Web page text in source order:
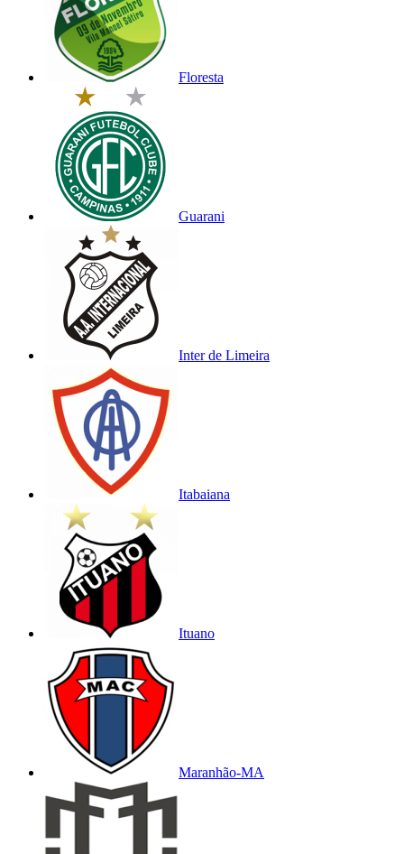
Floresta
Guarani
Inter de Limeira
Itabaiana
Ituano
Maranhão-MA